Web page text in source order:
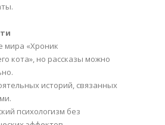
мира «Хроник
кота», но рассказы можно
историй, связанных
психологизм без